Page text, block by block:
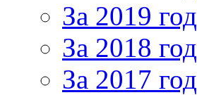
За 2019 год
За 2018 год
За 2017 год